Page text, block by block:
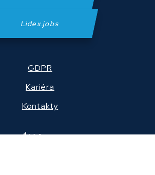
Lidex.jobs
GDPR
Kariéra
Kontakty